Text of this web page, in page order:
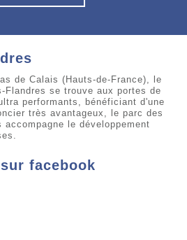
de Calais (Hauts-de-France), le
Flandres se trouve aux portes de
performants, bénéficiant d'une
très avantageux, le parc des
le développement
facebook